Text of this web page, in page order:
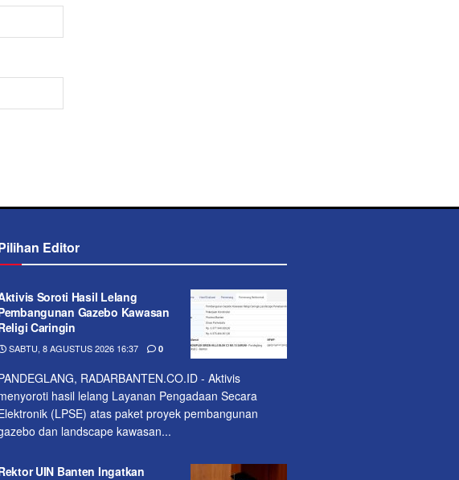
Editor
Soroti Hasil Lelang
Gazebo Kawasan
Caringin
SABTU, 8 AGUSTUS 2026 16:37 0
RADARBANTEN.CO.ID - Aktivis
hasil lelang Layanan Pengadaan Secara
(LPSE) atas paket proyek pembangunan
dan landscape kawasan...
UIN Banten Ingatkan